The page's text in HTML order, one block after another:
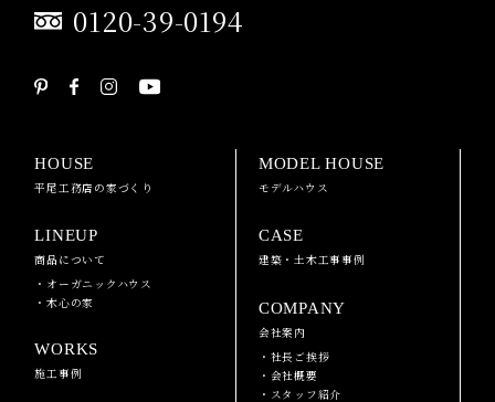
0120-39-0194
HOUSE
平尾工務店の家づくり
LINEUP
商品について
・オーガニックハウス
・木心の家
WORKS
施工事例
MODEL HOUSE
モデルハウス
CASE
建築・土木工事事例
COMPANY
会社案内
・社長ご挨拶
・会社概要
・スタッフ紹介